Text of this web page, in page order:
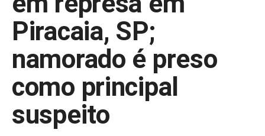
Piracaia, SP;
namorado é preso
como principal
suspeito